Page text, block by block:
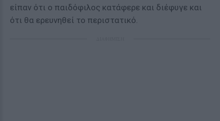
είπαν ότι ο παιδόφιλος κατάφερε και διέφυγε και
ότι θα ερευνηθεί το περιστατικό.